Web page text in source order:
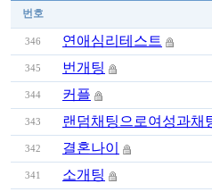
번호
346 연애심리테스트
345 번개팅
344 커플
343 랜덤채팅으로여성과채
342 결혼나이
341 소개팅